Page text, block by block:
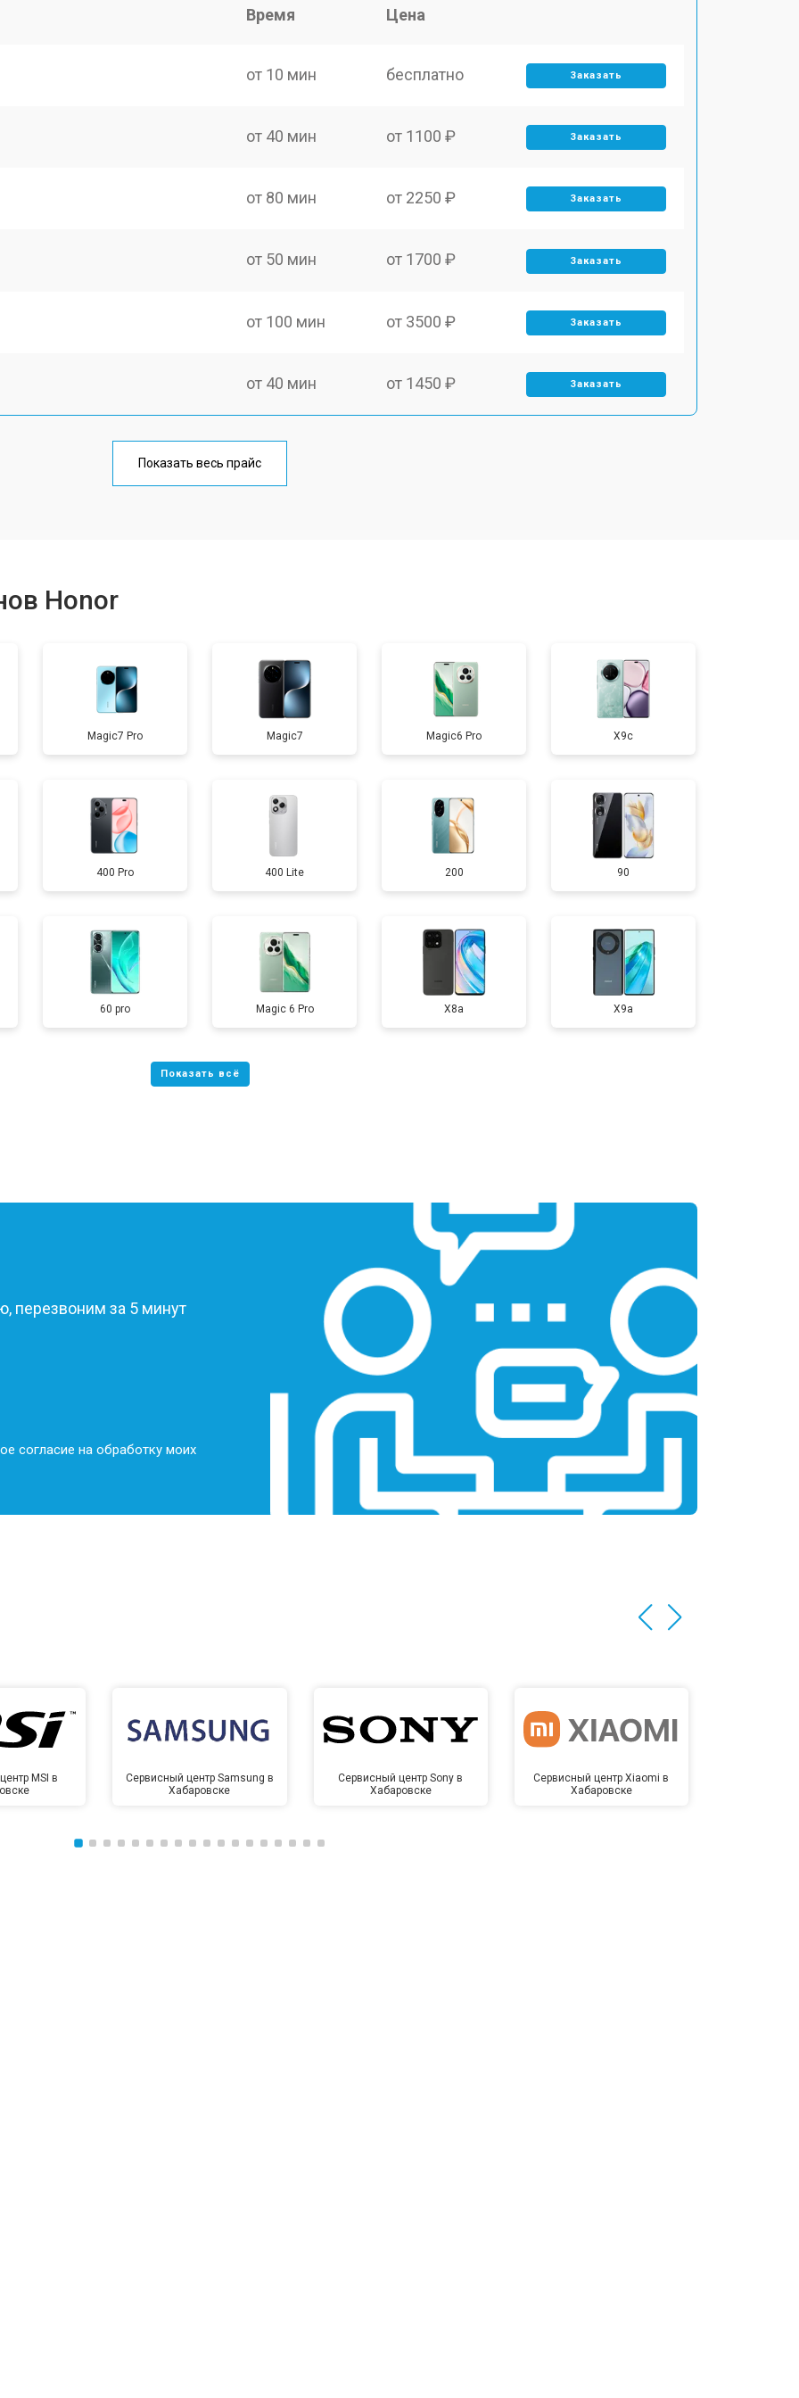
Время Цена
от 10 мин бесплатно Заказать
от 40 мин от 1100 ₽ Заказать
от 80 мин от 2250 ₽ Заказать
от 50 мин от 1700 ₽ Заказать
от 100 мин от 3500 ₽ Заказать
от 40 мин от 1450 ₽ Заказать
от 70 мин
от 60 мин от 1400 ₽ Заказать
от 60 мин от 2700 ₽ Заказать
от 60 мин от 950 ₽ Заказать
от 50 мин от 1750 ₽ Заказать
от 90 мин от 3200 ₽ Заказать
от 40 мин от 1400 ₽
Показать весь прайс
Honor
Magic7 Pro Magic7 Magic6 Pro X9c
400 Pro 400 Lite 200 90
60 pro Magic 6 Pro X8a X9a
перезвоним за 5 минут
согласие на обработку моих
MSI в
Сервисный центр Samsung в
Хабаровске
Сервисный центр Sony в
Хабаровске
Сервисный центр Xiaomi в
Хабаровске